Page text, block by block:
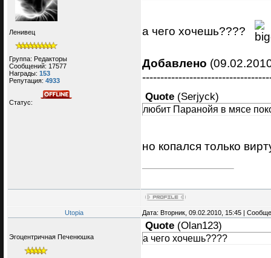
Ленивец
Группа: Редакторы
Сообщений: 17577
Награды: 153
Репутация: 4933
Статус:
а чего хочешь????
Добавлено
Quote (Serjyck)
любит Паранойя в мясе
но копался только
Utopia Дата: Вторник, 09.02.2010, 15:45 |
Эгоцентричная Печенюшка
Quote (Olan123)
а чего хочешь????